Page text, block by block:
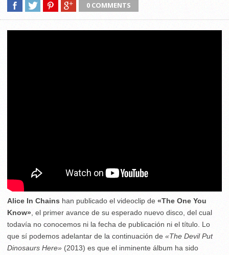
0 COMMENTS
Alice In Chains han publicado el videoclip de «The One You
Know» , el primer avance de su esperado nuevo disco, del cual
todavía no conocemos ni la fecha de publicación ni el título. Lo
que sí podemos adelantar de la continuación de «The Devil Put
Dinosaurs Here» (2013) es que el inminente álbum ha sido